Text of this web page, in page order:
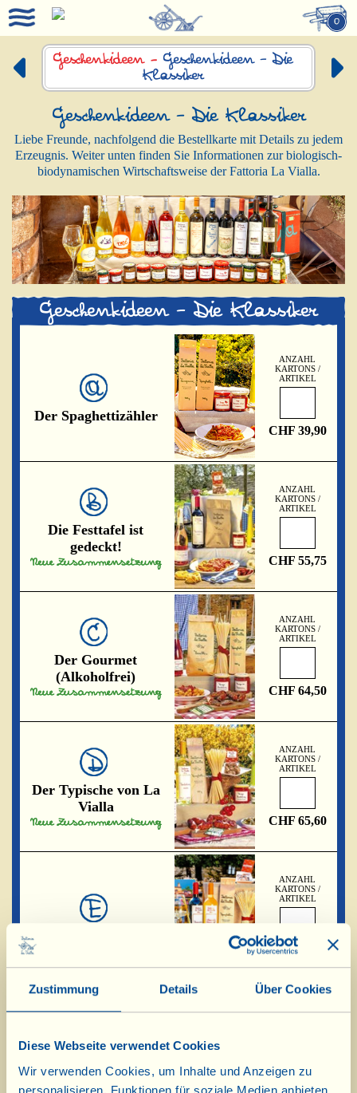
Zustimmung Details Über Cookies
Diese Webseite verwendet Cookies
Wir verwenden Cookies, um Inhalte und Anzeigen zu
personalisieren, Funktionen für soziale Medien anbieten
0
Geschenkideen -Geschenkideen – Die
Klassiker
Geschenkideen – Die Klassiker
Liebe Freunde, nachfolgend die Bestellkarte mit Details zu jedem
Erzeugnis. Weiter unten finden Sie Informationen zur biologisch-
biodynamischen Wirtschaftsweise der Fattoria La Vialla.
Geschenkideen – Die Klassiker
Der Spaghettizähler
ANZAHL
KARTONS /
ARTIKEL
CHF 39,90
Die Festtafel ist
gedeckt!
ANZAHL
KARTONS /
ARTIKEL
CHF 55,75
Der Gourmet
(Alkoholfrei)
ANZAHL
KARTONS /
ARTIKEL
CHF 64,50
Der Typische von La
Vialla
ANZAHL
KARTONS /
ARTIKEL
CHF 65,60
ANZAHL
KARTONS /
ARTIKEL
CHF 67,80
Toskanische
Geschmackserlebnisse
ANZAHL
CHF 70,20